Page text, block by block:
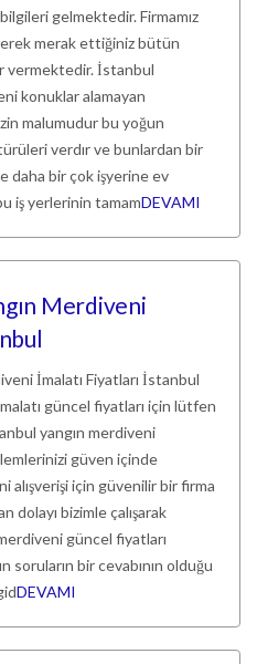
gelmektedir. Firmamız
merak ettiğiniz bütün
vermektedir. İstanbul
konuklar alamayan
malumudur bu yoğun
verdır ve bunlardan bir
daha bir çok işyerine ev
iş yerlerinin tamamDEVAMI
Merdiveni
İmalatı Fiyatları İstanbul
güncel fiyatları için lütfen
yangın merdiveni
güven içinde
alışverişi için güvenilir bir firma
dolayı bizimle çalışarak
güncel fiyatları
bir cevabının olduğu
DEVAMI